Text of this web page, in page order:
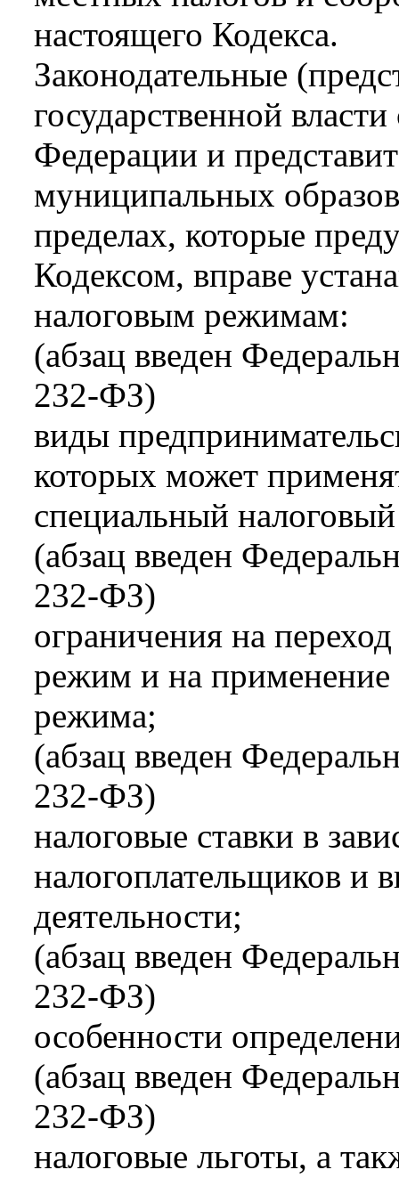
настоящего Кодекса.
Законодательные
государственной
Федерации и
муниципальных
пределах, которые
Кодексом, вправе
налоговым режимам:
(абзац введен
232-ФЗ)
виды
которых может
специальный
(абзац введен
232-ФЗ)
ограничения на
режим и на применение
режима;
(абзац введен
232-ФЗ)
налоговые ставки в
налогоплательщиков и
деятельности;
(абзац введен
232-ФЗ)
особенности
(абзац введен
232-ФЗ)
налоговые льготы, а